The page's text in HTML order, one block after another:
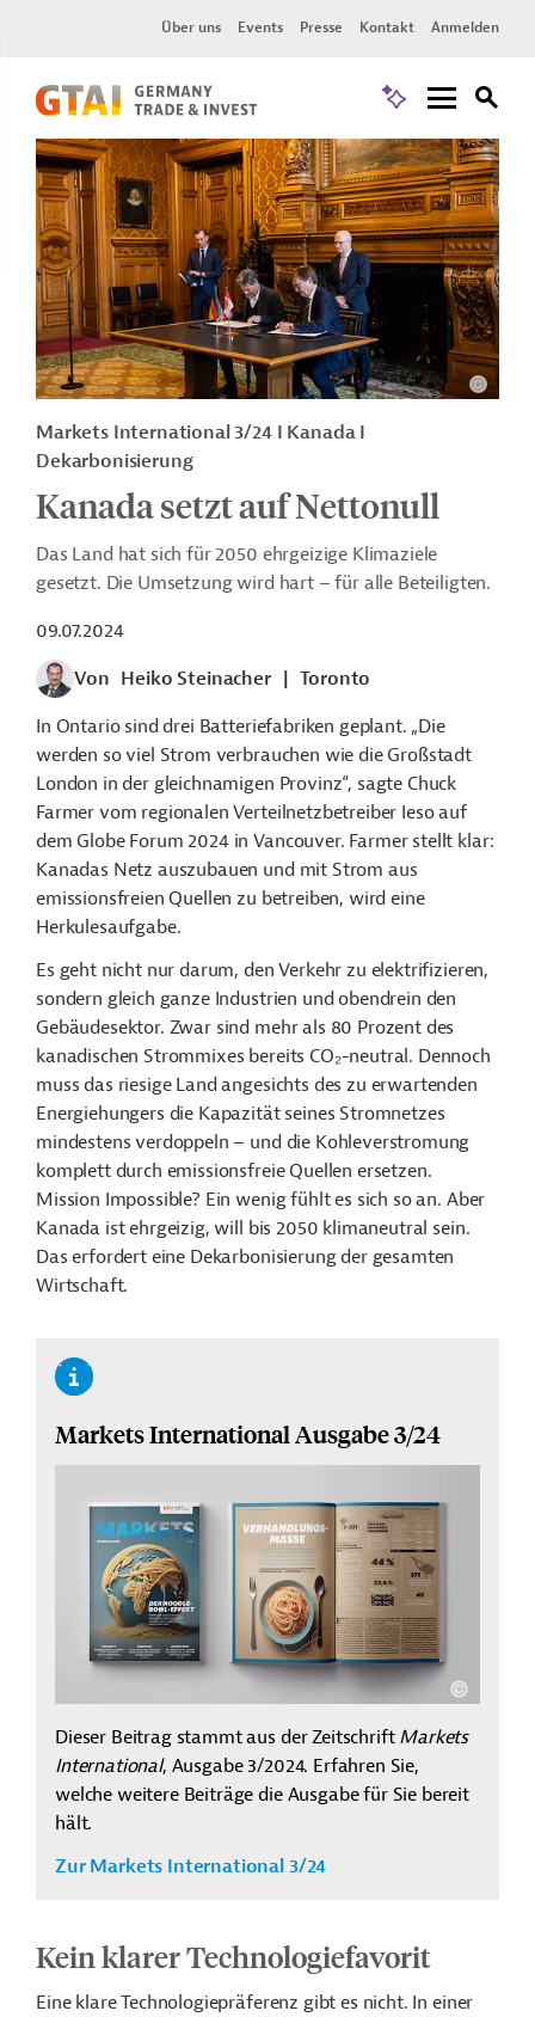
Über uns Events Presse Kontakt Anmelden
Markets International 3/24 I Kanada I
Dekarbonisierung
Kanada setzt auf Nettonull
Das Land hat sich für 2050 ehrgeizige Klimaziele
gesetzt. Die Umsetzung wird hart – für alle Beteiligten.
09.07.2024
Von Heiko Steinacher
Toronto
In Ontario sind drei Batteriefabriken geplant. „Die
werden so viel Strom verbrauchen wie die Großstadt
London in der gleichnamigen Provinz“, sagte Chuck
Farmer vom regionalen Verteilnetzbetreiber Ieso auf
dem Globe Forum 2024 in Vancouver. Farmer stellt klar:
Kanadas Netz auszubauen und mit Strom aus
emissionsfreien Quellen zu betreiben, wird eine
Herkulesaufgabe.
Es geht nicht nur darum, den Verkehr zu elektrifizieren,
sondern gleich ganze Industrien und obendrein den
Gebäudesektor. Zwar sind mehr als 80 Prozent des
kanadischen Strommixes bereits CO₂-neutral. Dennoch
muss das riesige Land angesichts des zu erwartenden
Energiehungers die Kapazität seines Stromnetzes
mindestens verdoppeln – und die Kohleverstromung
komplett durch emissionsfreie Quellen ersetzen.
Mission Impossible? Ein wenig fühlt es sich so an. Aber
Kanada ist ehrgeizig, will bis 2050 klimaneutral sein.
Das erfordert eine Dekarbonisierung der gesamten
Wirtschaft.
Markets International Ausgabe 3/24
Dieser Beitrag stammt aus der Zeitschrift Markets
International, Ausgabe 3/2024. Erfahren Sie,
welche weitere Beiträge die Ausgabe für Sie bereit
hält.
Zur Markets International 3/24
Kein klarer Technologiefavorit
Eine klare Technologiepräferenz gibt es nicht. In einer